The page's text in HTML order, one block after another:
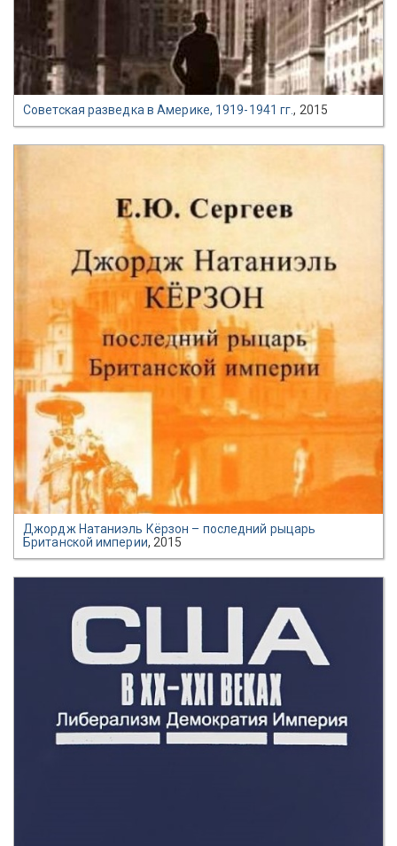
Советская разведка в Америке, 1919-1941 гг., 2015
Джордж Натаниэль Кёрзон – последний рыцарь
Британской империи, 2015